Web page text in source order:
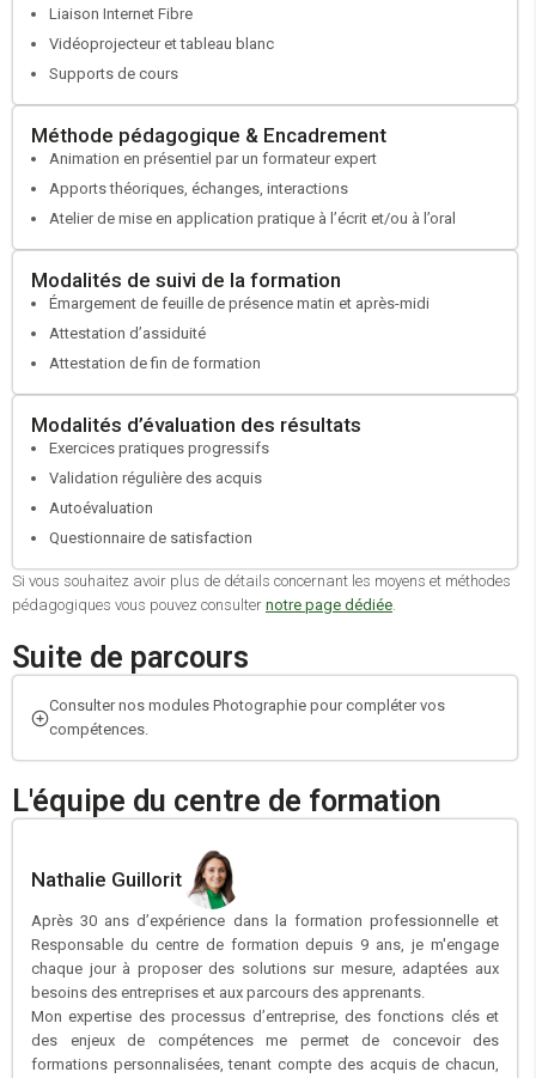
Établir la fiche de poste
Réaliser le positionnement du candidat
Faire valider votre projet par votre conseiller France Travail
Si besoin faire une demande de cofinancement auprès de votre
OPCO
Liaison Internet Fibre
Vidéoprojecteur et tableau blanc
Supports de cours
Méthode pédagogique & Encadrement
Animation en présentiel par un formateur expert
Apports théoriques, échanges, interactions
Atelier de mise en application pratique à l’écrit et/ou à l’oral
Modalités de suivi de la formation
Émargement de feuille de présence matin et après-midi
Attestation d’assiduité
Attestation de fin de formation
Modalités d’évaluation des résultats
Exercices pratiques progressifs
Validation régulière des acquis
Autoévaluation
Questionnaire de satisfaction
Si vous souhaitez avoir plus de détails concernant les moyens et méthodes
pédagogiques vous pouvez consulter notre page dédiée.
Suite de parcours
Consulter nos modules Photographie pour compléter vos
compétences.
L'équipe du centre de formation
Nathalie Guillorit
Après 30 ans d’expérience dans la formation professionnelle et
Responsable du centre de formation depuis 9 ans, je m'engage
chaque jour à proposer des solutions sur mesure, adaptées aux
besoins des entreprises et aux parcours des apprenants.
Mon expertise des processus d’entreprise, des fonctions clés et
des enjeux de compétences me permet de concevoir des
formations personnalisées, tenant compte des acquis de chacun,